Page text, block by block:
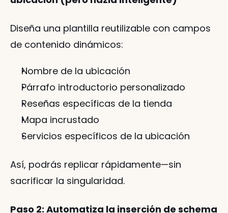
Diseña una plantilla reutilizable con campos
de contenido dinámicos:
Nombre de la ubicación
Párrafo introductorio personalizado
Reseñas específicas de la tienda
Mapa incrustado
Servicios específicos de la ubicación
Así, podrás replicar rápidamente—sin
sacrificar la singularidad.
Paso 2: Automatiza la inserción de schema